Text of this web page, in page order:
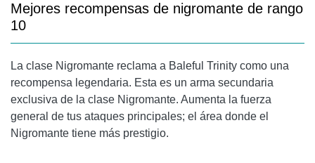
Mejores recompensas de nigromante de rango
10
La clase Nigromante reclama a Baleful Trinity como una
recompensa legendaria. Esta es un arma secundaria
exclusiva de la clase Nigromante. Aumenta la fuerza
general de tus ataques principales; el área donde el
Nigromante tiene más prestigio.